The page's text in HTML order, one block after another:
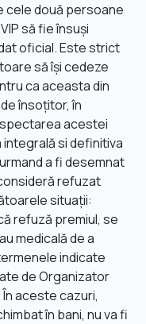
cele două persoane
să fie însuși
oficial. Este strict
să își cedeze
ca aceasta din
însoțitor, în
acestei
si definitiva
a fi desemnat
refuzat
situații:
refuză premiul, se
medicală de a
indicate
de Organizator
aceste cazuri,
în bani, nu va fi